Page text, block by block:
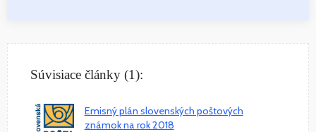
Súvisiace články (1):
Emisný plán slovenských poštových
známok na rok 2018